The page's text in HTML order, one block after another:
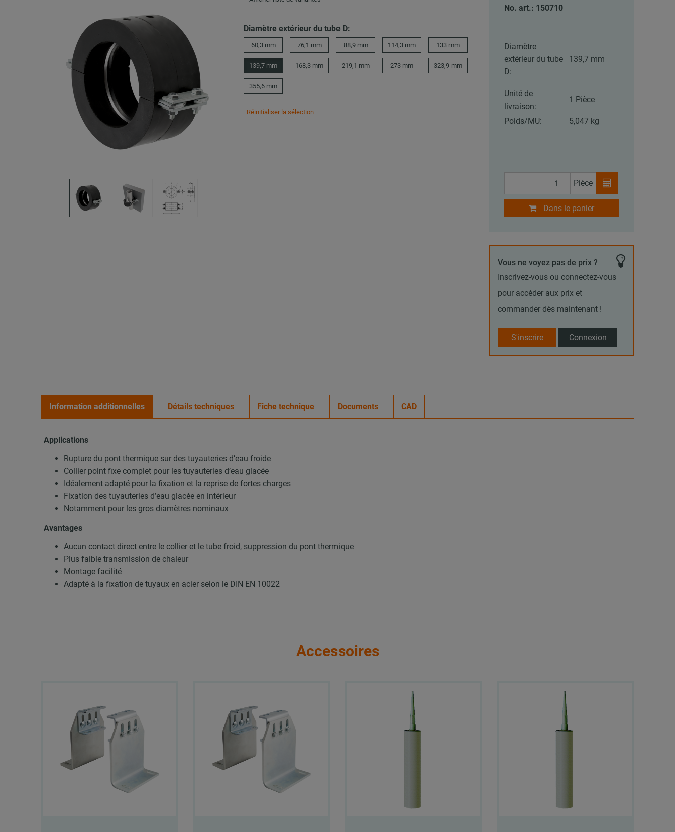
Diamètre extérieur du tube D:
60,3 mm 76,1 mm 88,9 mm 114,3 mm 133 mm
139,7 mm 168,3 mm 219,1 mm 273 mm 323,9 mm
355,6 mm
Réinitialiser la sélection
No. art.: 150710
Diamètre
extérieur du tube
D:
139,7 mm
Unité de
livraison:
1 Pièce
Poids/MU: 5,047 kg
Pièce
Dans le panier
Vous ne voyez pas de prix ?
Inscrivez-vous ou connectez-vous
pour accéder aux prix et
commander dès maintenant !
S'inscrire Connexion
Information additionnelles Détails techniques Fiche technique Documents CAD
Applications
Rupture du pont thermique sur des tuyauteries d’eau froide
Collier point fixe complet pour les tuyauteries d’eau glacée
Idéalement adapté pour la fixation et la reprise de fortes charges
Fixation des tuyauteries d’eau glacée en intérieur
Notamment pour les gros diamètres nominaux
Avantages
Aucun contact direct entre le collier et le tube froid, suppression du pont thermique
Plus faible transmission de chaleur
Montage facilité
Adapté à la fixation de tuyaux en acier selon le DIN EN 10022
Accessoires